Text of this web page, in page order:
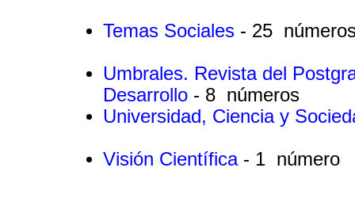
Temas Sociales - 25
Umbrales. Revista del
Desarrollo - 8 números
Universidad, Ciencia y
Visión Científica - 1 número